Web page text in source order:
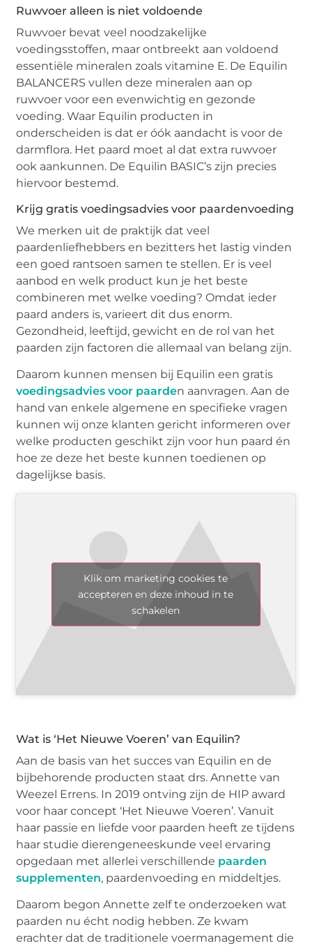
Ruwvoer alleen is niet voldoende
Ruwvoer bevat veel noodzakelijke
voedingsstoffen, maar ontbreekt aan voldoend
essentiële mineralen zoals vitamine E. De Equilin
BALANCERS vullen deze mineralen aan op
ruwvoer voor een evenwichtig en gezonde
voeding. Waar Equilin producten in
onderscheiden is dat er óók aandacht is voor de
darmflora. Het paard moet al dat extra ruwvoer
ook aankunnen. De Equilin BASIC’s zijn precies
hiervoor bestemd.
Krijg gratis voedingsadvies voor paardenvoeding
We merken uit de praktijk dat veel
paardenliefhebbers en bezitters het lastig vinden
een goed rantsoen samen te stellen. Er is veel
aanbod en welk product kun je het beste
combineren met welke voeding? Omdat ieder
paard anders is, varieert dit dus enorm.
Gezondheid, leeftijd, gewicht en de rol van het
paarden zijn factoren die allemaal van belang zijn.
Daarom kunnen mensen bij Equilin een gratis
voedingsadvies voor paarden aanvragen. Aan de
hand van enkele algemene en specifieke vragen
kunnen wij onze klanten gericht informeren over
welke producten geschikt zijn voor hun paard én
hoe ze deze het beste kunnen toedienen op
dagelijkse basis.
Klik om marketing cookies te
accepteren en deze inhoud in te
schakelen
Wat is ‘Het Nieuwe Voeren’ van Equilin?
Aan de basis van het succes van Equilin en de
bijbehorende producten staat drs. Annette van
Weezel Errens. In 2019 ontving zijn de HIP award
voor haar concept ‘Het Nieuwe Voeren’. Vanuit
haar passie en liefde voor paarden heeft ze tijdens
haar studie dierengeneeskunde veel ervaring
opgedaan met allerlei verschillende paarden
supplementen, paardenvoeding en middeltjes.
Daarom begon Annette zelf te onderzoeken wat
paarden nu écht nodig hebben. Ze kwam
erachter dat de traditionele voermanagement die